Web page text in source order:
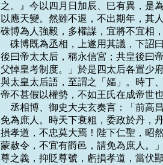
之。』今以四月日加辰、巳有異，是
以應天變。然雖不退，不出期年，其
硃博為人強毅，多權謀，宜將不宜相
硃博既為丞相，上遂用其議，下
後曰帝太太后，稱永信宮；共皇後曰
父悼皇考制度。」於是四太后各置少
與太皇太后語，至謂之「嫗」。時丁
帝不甚假以權勢，不如王氏在成帝世
丞相博、御史大夫玄奏言：「前
免為庶人。時天下衰粗，委政於丹，
損孝道，不忠莫大焉！陛下仁聖，昭
蒙赦令，不宜有爵邑，請免為庶人。
尊之義，抑貶尊號，虧損孝道，當伏